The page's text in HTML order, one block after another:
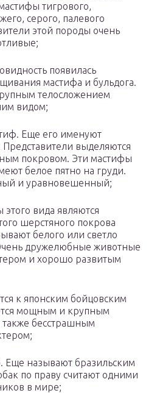
тигрового,
серого, палевого
этой породы очень
появилась
мастифа и бульдога.
телосложением
видом;
Еще его именуют
выделяются
покровом. Эти мастифы
белое пятно на груди.
и уравновешенный;
вида являются
шерстяного покрова
белого или светло
дружелюбные животные
и хорошо развитым
к японским бойцовским
мощным и крупным
бесстрашным
Еще называют бразильским
по праву считают одними
в мире;